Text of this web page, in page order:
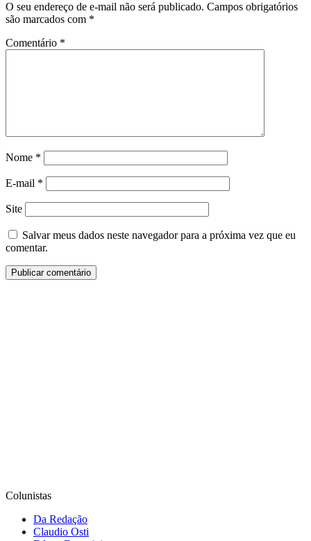
O seu endereço de e-mail não será publicado. Campos obrigatórios
são marcados com *
Comentário *
Nome *
E-mail *
Site
Salvar meus dados neste navegador para a próxima vez que eu
comentar.
Colunistas
Da Redação
Claudio Osti